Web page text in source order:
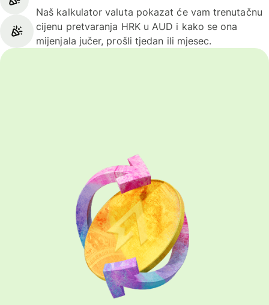
Naš kalkulator valuta pokazat će vam trenutačnu
cijenu pretvaranja HRK u AUD i kako se ona
mijenjala jučer, prošli tjedan ili mjesec.